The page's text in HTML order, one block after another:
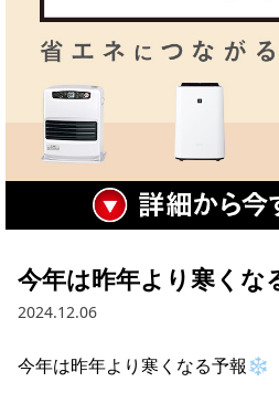
今年は昨年より寒く
2024.12.06
今年は昨年より寒くなる予報❄